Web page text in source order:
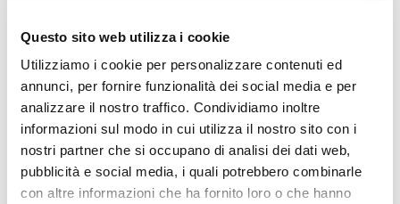
Questo sito web utilizza i cookie
Utilizziamo i cookie per personalizzare contenuti ed
annunci, per fornire funzionalità dei social media e per
analizzare il nostro traffico. Condividiamo inoltre
informazioni sul modo in cui utilizza il nostro sito con i
nostri partner che si occupano di analisi dei dati web,
pubblicità e social media, i quali potrebbero combinarle
con altre informazioni che ha fornito loro o che hanno